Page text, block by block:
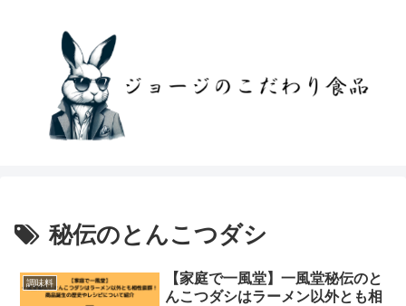
秘伝のとんこつダシ
調味料
【家庭で一風堂】一風堂秘伝のと
んこつダシはラーメン以外とも相